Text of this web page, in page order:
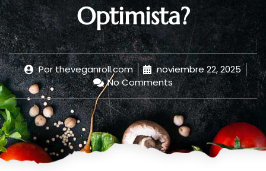
Optimista?
Portheveganroll.com
noviembre 22, 2025
No Comments